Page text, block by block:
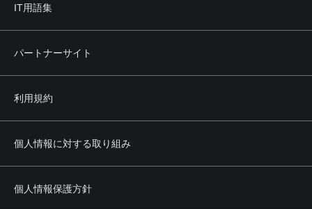
IT用語集
パートナーサイト
利用規約
個人情報に対する取り組み
個人情報保護方針